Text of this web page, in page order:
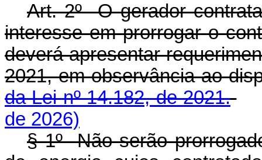
Art. 2º O gerador
interesse em prorrogar o
deverá apresentar
2021, em observância ao
da Lei nº 14.182, de 2021.
de 2026)
§ 1º Não serão